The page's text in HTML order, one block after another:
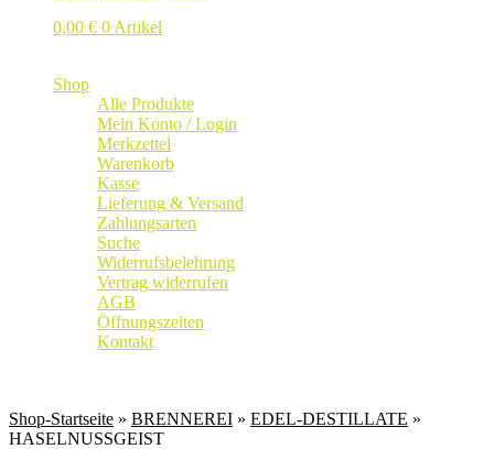
0,00 € 0 Artikel
Shop
Alle Produkte
Mein Konto / Login
Merkzettel
Warenkorb
Kasse
Lieferung & Versand
Zahlungsarten
Suche
Widerrufsbelehrung
Vertrag widerrufen
AGB
Öffnungszeiten
Kontakt
Shop-Startseite » BRENNEREI » EDEL-DESTILLATE »
HASELNUSSGEIST